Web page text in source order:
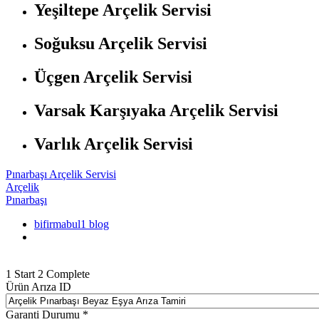
Yeşiltepe Arçelik Servisi
Soğuksu Arçelik Servisi
Üçgen Arçelik Servisi
Varsak Karşıyaka Arçelik Servisi
Varlık Arçelik Servisi
Pınarbaşı Arçelik Servisi
Arçelik
Pınarbaşı
bifirmabul1 blog
1 Start 2 Complete
Ürün Arıza ID
Garanti Durumu *